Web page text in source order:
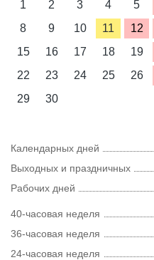
1
2 3 4 5
8
9 10 11 12
15
16 17 18 19
22
23 24 25 26
29
30
Календарных дней
Выходных и праздничных
Рабочих дней
40-часовая неделя
36-часовая неделя
24-часовая неделя